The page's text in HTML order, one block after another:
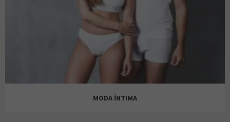
BENETTON
BENETTON
CATCH GO
MODA ÍNTIMA